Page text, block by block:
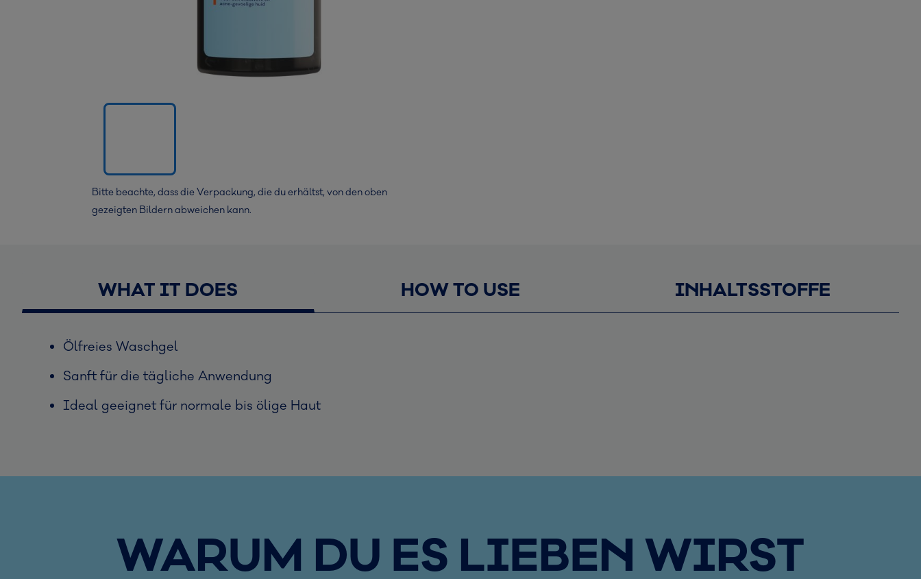
Bitte beachte, dass die Verpackung, die du erhältst, von den oben
gezeigten Bildern abweichen kann.
WHAT IT DOES HOW TO USE INHALTSSTOFFE
Ölfreies Waschgel
Sanft für die tägliche Anwendung
Ideal geeignet für normale bis ölige Haut
WARUM DU ES LIEBEN WIRST